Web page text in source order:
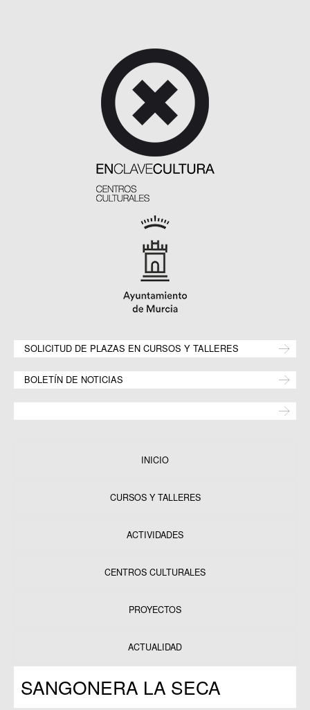
SOLICITUD DE PLAZAS EN CURSOS Y TALLERES
BOLETÍN DE NOTICIAS
INICIO
CURSOS Y TALLERES
ACTIVIDADES
CENTROS CULTURALES
PROYECTOS
Programas
ACTUALIDAD
SANGONERA LA SECA